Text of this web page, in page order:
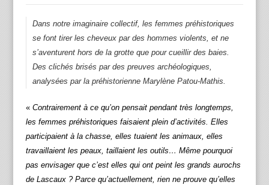
Dans notre imaginaire collectif, les femmes préhistoriques
se font tirer les cheveux par des hommes violents, et ne
s’aventurent hors de la grotte que pour cueillir des baies.
Des clichés brisés par des preuves archéologiques,
analysées par la préhistorienne Marylène Patou-Mathis.
« Contrairement à ce qu’on pensait pendant très longtemps,
les femmes préhistoriques faisaient plein d’activités. Elles
participaient à la chasse, elles tuaient les animaux, elles
travaillaient les peaux, taillaient les outils… Même pourquoi
pas envisager que c’est elles qui ont peint les grands aurochs
de Lascaux ? Parce qu’actuellement, rien ne prouve qu’elles